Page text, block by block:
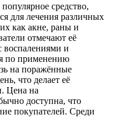
средство,
для лечения различных
как акне, раны и
отмечают её
воспалениями и
по применению
на поражённые
что делает её
Цена на
доступна, что
покупателей. Среди